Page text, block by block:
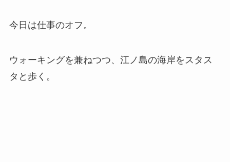
今日は仕事のオフ。
ウォーキングを兼ねつつ、江ノ島の海岸をスタス
タと歩く。